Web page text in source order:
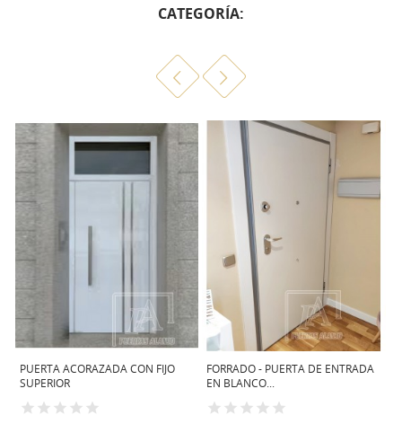
CATEGORÍA:
PUERTA ACORAZADA CON FIJO
SUPERIOR
FORRADO - PUERTA DE ENTRADA
EN BLANCO...